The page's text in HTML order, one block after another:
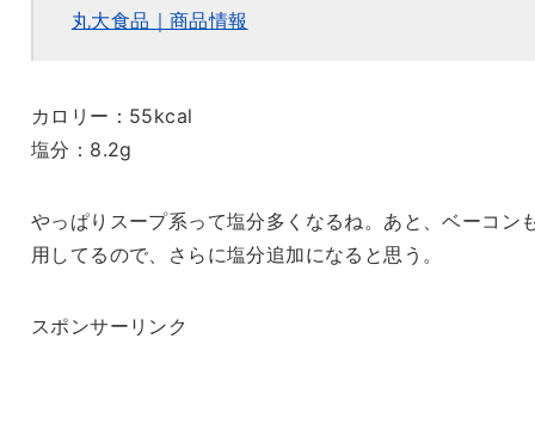
丸大食品｜商品情報
カロリー：55kcal
塩分：8.2g
やっぱりスープ系って塩分多くなるね。あと、ベーコン
用してるので、さらに塩分追加になると思う。
スポンサーリンク